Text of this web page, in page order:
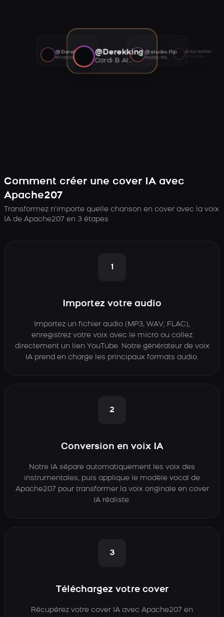
@Derekking
Cardi B AI voice
@studio.flip
Roddy Ricch AI voice
@Ayywalker
@Derekking
Rihanna AI voice
Comment créer une cover IA avec
Apache207
Transformez n’importe quelle chanson en cover avec la voix
IA de Apache207 en 3 étapes
1
Importez votre audio
Importez un fichier audio (MP3, WAV, FLAC),
enregistrez votre voix avec le micro ou collez
directement un lien YouTube. Notre générateur de voix
IA prend en charge les principaux formats audio.
2
Conversion en voix IA
Notre IA sépare automatiquement les voix des
instrumentales, puis applique le modèle vocal de
Apache207 pour transformer la voix originale en cover
IA réaliste.
3
Téléchargez votre cover
Récupérez votre cover IA avec Apache207 en